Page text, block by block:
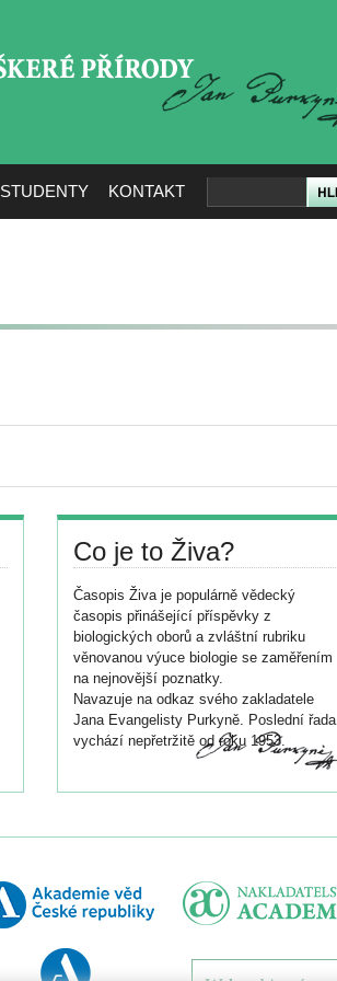
KONTAKT
Co je to Živa?
Časopis Živa je populárně vědecký
časopis přinášející příspěvky z
biologických oborů a zvláštní rubriku
věnovanou výuce biologie se zaměřením
na nejnovější poznatky.
Navazuje na odkaz svého zakladatele
Jana Evangelisty Purkyně. Poslední řada
vychází nepřetržitě od roku 1953.